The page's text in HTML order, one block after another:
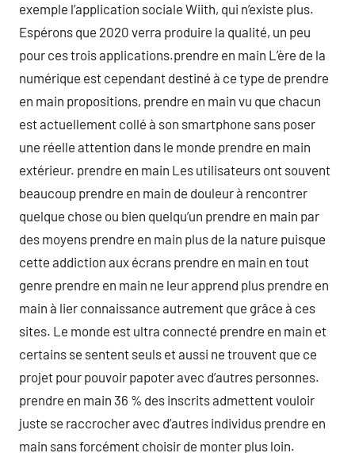
exemple l’application sociale Wiith, qui n’existe plus.
Espérons que 2020 verra produire la qualité, un peu
pour ces trois applications.prendre en main L’ère de la
numérique est cependant destiné à ce type de prendre
en main propositions, prendre en main vu que chacun
est actuellement collé à son smartphone sans poser
une réelle attention dans le monde prendre en main
extérieur. prendre en main Les utilisateurs ont souvent
beaucoup prendre en main de douleur à rencontrer
quelque chose ou bien quelqu’un prendre en main par
des moyens prendre en main plus de la nature puisque
cette addiction aux écrans prendre en main en tout
genre prendre en main ne leur apprend plus prendre en
main à lier connaissance autrement que grâce à ces
sites. Le monde est ultra connecté prendre en main et
certains se sentent seuls et aussi ne trouvent que ce
projet pour pouvoir papoter avec d’autres personnes.
prendre en main 36 % des inscrits admettent vouloir
juste se raccrocher avec d’autres individus prendre en
main sans forcément choisir de monter plus loin.